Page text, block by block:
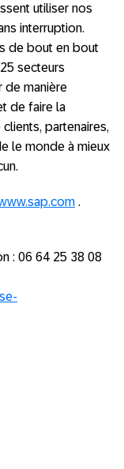
utiliser nos
interruption.
de bout en bout
secteurs
de manière
de faire la
partenaires,
le monde à mieux
.
: 06 64 25 38 08